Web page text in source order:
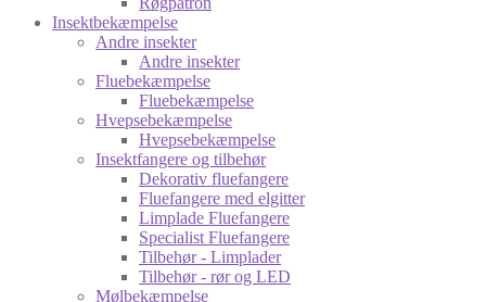
Insektbekæmpelse
Andre insekter
Andre insekter
Fluebekæmpelse
Fluebekæmpelse
Hvepsebekæmpelse
Hvepsebekæmpelse
Insektfangere og tilbehør
Dekorativ fluefangere
Fluefangere med elgitter
Limplade Fluefangere
Specialist Fluefangere
Tilbehør - Limplader
Tilbehør - rør og LED
Mølbekæmpelse